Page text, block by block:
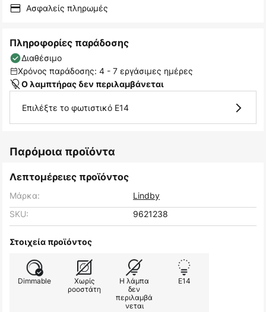
Ασφαλείς πληρωμές
Πληροφορίες παράδοσης
Διαθέσιμο
Χρόνος παράδοσης: 4 - 7 εργάσιμες ημέρες
Ο λαμπτήρας δεν περιλαμβάνεται
Επιλέξτε το φωτιστικό E14
Παρόμοια προϊόντα
Λεπτομέρειες προϊόντος
Μάρκα:
Lindby
SKU:
9621238
Στοιχεία προϊόντος
Dimmable
Χωρίς
ροοστάτη
Η λάμπα
δεν
περιλαμβά
νεται
E14